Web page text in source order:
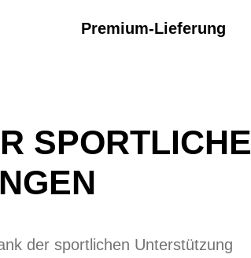
Premium-Lieferung
SPORTLICHE
der sportlichen Unterstützung